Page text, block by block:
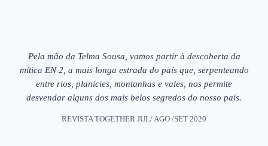
Pela mão da Telma Sousa, vamos partir à descoberta da
mítica EN 2, a mais longa estrada do país que, serpenteando
entre rios, planícies, montanhas e vales, nos permite
desvendar alguns dos mais belos segredos do nosso país.
REVISTA TOGETHER JUL/ AGO /SET 2020